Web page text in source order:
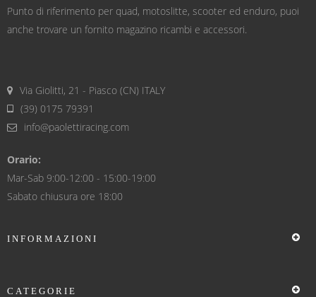
Punto di riferimento per quad, motoslitte, scooter ed enduro, puoi
anche trovare un fornito magazino ricambi e accessori.
Via Giolitti, 21 - Piasco (CN) ITALY
(39) 0175 79391
info@paolettiracing.com
Orario:
Mar-Sab 9:00-12:00 - 15:00-19:00
Sabato chiusura ore 18:00
INFORMAZIONI
CATEGORIE